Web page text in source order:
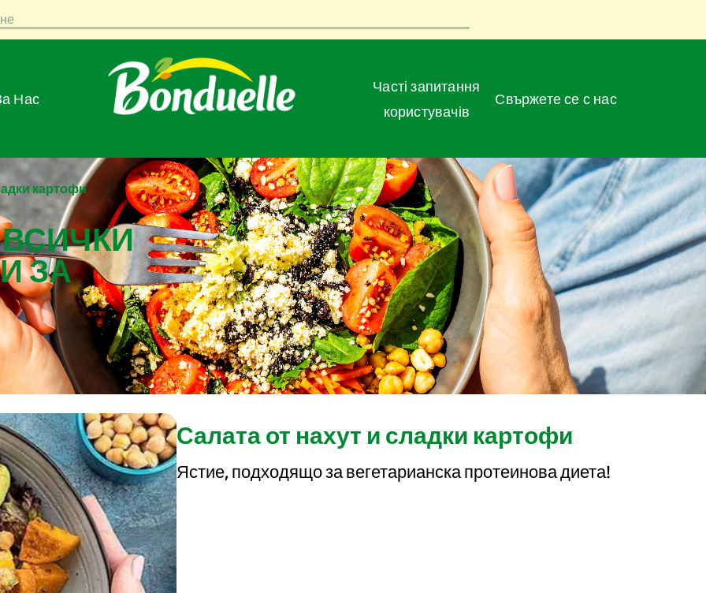
За Нас
Часті запитання
користувачів
Свържете се с нас
картофи
ЗА
Салата от нахут и сладки картофи
Ястие, подходящо за вегетарианска протеинова диета!